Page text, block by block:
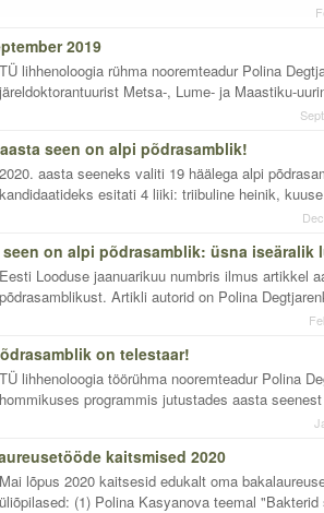
2019
TÜ lihhenoloogia rühma nooremteadur Polina
järeldoktorantuurist Metsa-, Lume- ja Maastiku-
seen on alpi põdrasamblik!
2020. aasta seeneks valiti 19 häälega alpi
kandidaatideks esitati 4 liiki: triibuline heinik,
seen on alpi põdrasamblik: üsna iseäralik
Eesti Looduse jaanuarikuu numbris ilmus artikkel
põdrasamblikust. Artikli autorid on Polina
on telestaar!
TÜ lihhenoloogia töörühma nooremteadur Polina
hommikuses programmis jutustades aasta
kaitsmised 2020
Mai lõpus 2020 kaitsesid edukalt oma
üliõpilased: (1) Polina Kasyanova teemal